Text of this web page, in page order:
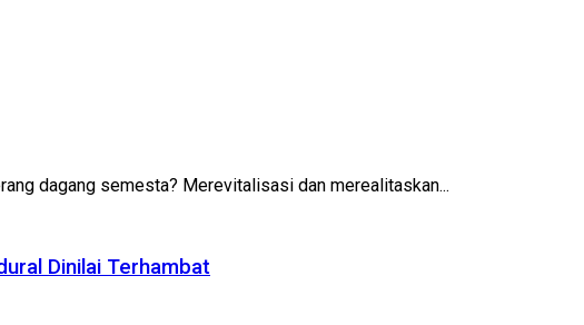
dagang semesta? Merevitalisasi dan merealitaskan...
Dinilai Terhambat